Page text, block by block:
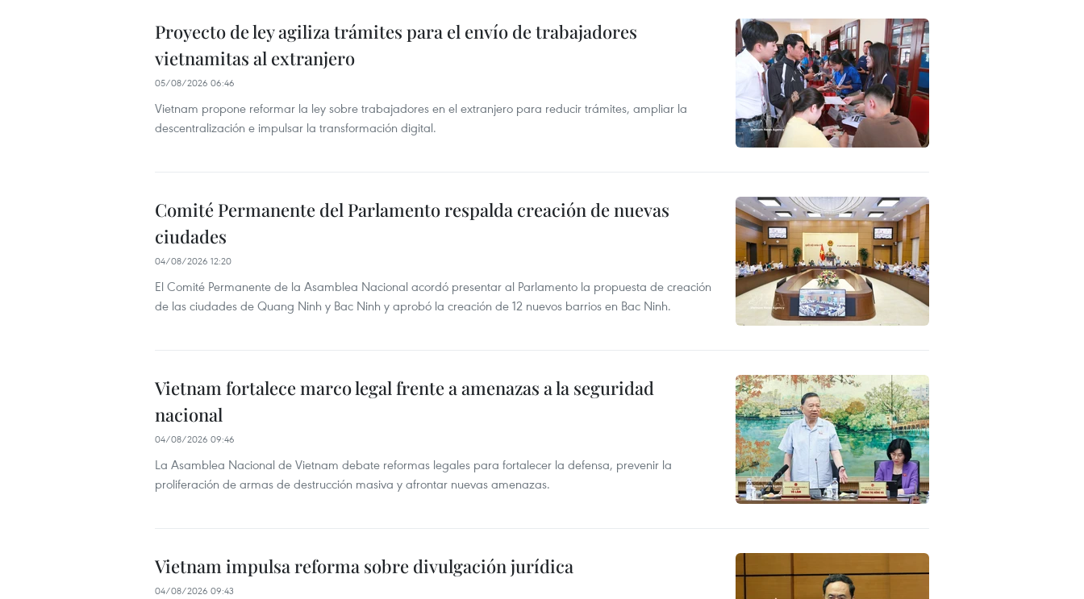
Proyecto de ley agiliza trámites para el envío de trabajadores
vietnamitas al extranjero
05/08/2026 06:46
Vietnam propone reformar la ley sobre trabajadores en el extranjero para reducir trámites, ampliar la
descentralización e impulsar la transformación digital.
Comité Permanente del Parlamento respalda creación de nuevas
ciudades
04/08/2026 12:20
El Comité Permanente de la Asamblea Nacional acordó presentar al Parlamento la propuesta de creación
de las ciudades de Quang Ninh y Bac Ninh y aprobó la creación de 12 nuevos barrios en Bac Ninh.
Vietnam fortalece marco legal frente a amenazas a la seguridad
nacional
04/08/2026 09:46
La Asamblea Nacional de Vietnam debate reformas legales para fortalecer la defensa, prevenir la
proliferación de armas de destrucción masiva y afrontar nuevas amenazas.
Vietnam impulsa reforma sobre divulgación jurídica
04/08/2026 09:43